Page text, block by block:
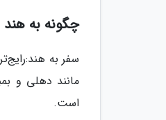
چگونه به هند
سفر به
مانند دهلی و
است.